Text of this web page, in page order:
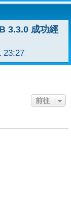
3.3.0 成功經
23:27
前往